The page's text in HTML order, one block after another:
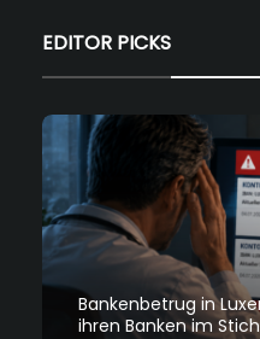
EDITOR PICKS
Bankenbetrug in
ihren Banken im